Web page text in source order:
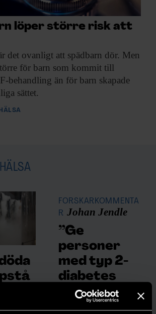
löper större risk att
det ovanligt att spädbarn dör. Men
för barn som kommit till
behandling än för barn skapade
sättet.
sin
FORSKARKOMMENTA
R Johan Jendle
”Ge
personer
med typ 2-
diabetes
samma
teknik som